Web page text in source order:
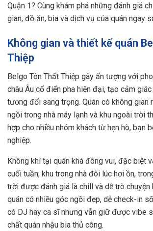
Quận 1? Cùng khám phá những đánh giá
gian, đồ ăn, bia và dịch vụ của quán ngay
Không gian và thiết kế quán
Thiệp
Belgo Tôn Thất Thiệp gây ấn tượng với
châu Âu cổ điển pha hiện đại, tạo cảm
tương đối sang trọng. Quán có không gian
ngồi trong nhà máy lạnh và khu ngoài trời
hợp cho nhiều nhóm khách từ hẹn hò, bạn
nghiệp.
Không khí tại quán khá đông vui, đặc biệt
cuối tuần; khu trong nhà đôi lúc hơi ồn,
trời được đánh giá là chill và dễ trò chuyện
quán có nhiều góc ngồi đẹp, dễ check-in
có DJ hay ca sĩ nhưng vẫn giữ được vibe
chất quán nhậu bia thủ công.